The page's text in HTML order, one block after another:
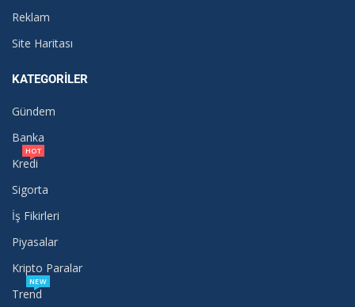
Reklam
Site Haritası
KATEGORILER
Gündem
Banka
Kredi
HOT
Sigorta
İş Fikirleri
Piyasalar
Kripto Paralar
Trend
NEW